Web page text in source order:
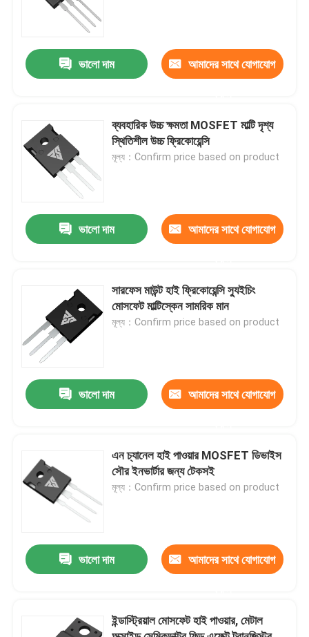
বাড়ি
আমাদের সম্পর্কে
কারখানা ভ্রমণ
মান নিয়ন্ত্রণ
খবর
উদ্ধৃতির জন্য আবেদন
সিলিকন কার্বাইড MOSFET
ভালো দাম আমাদের সাথে যোগাযোগ
ব্যবহারিক উচ্চ ক্ষমতা MOSFET মাল্টি দৃশ্য
স্থিতিশীল উচ্চ ফ্রিকোয়েন্সি
মূল্য：Confirm price based on product
ভালো দাম আমাদের সাথে যোগাযোগ
সারফেস মাউন্ট হাই ফ্রিকোয়েন্সি স্যুইচিং
মোসফেট মাল্টিস্কেন সামরিক মান
মূল্য：Confirm price based on product
ভালো দাম আমাদের সাথে যোগাযোগ
এন চ্যানেল হাই পাওয়ার MOSFET ডিভাইস
সৌর ইনভার্টার জন্য টেকসই
মূল্য：Confirm price based on product
ভালো দাম আমাদের সাথে যোগাযোগ
ইন্ডাস্ট্রিয়াল মোসফেট হাই পাওয়ার, মেটাল